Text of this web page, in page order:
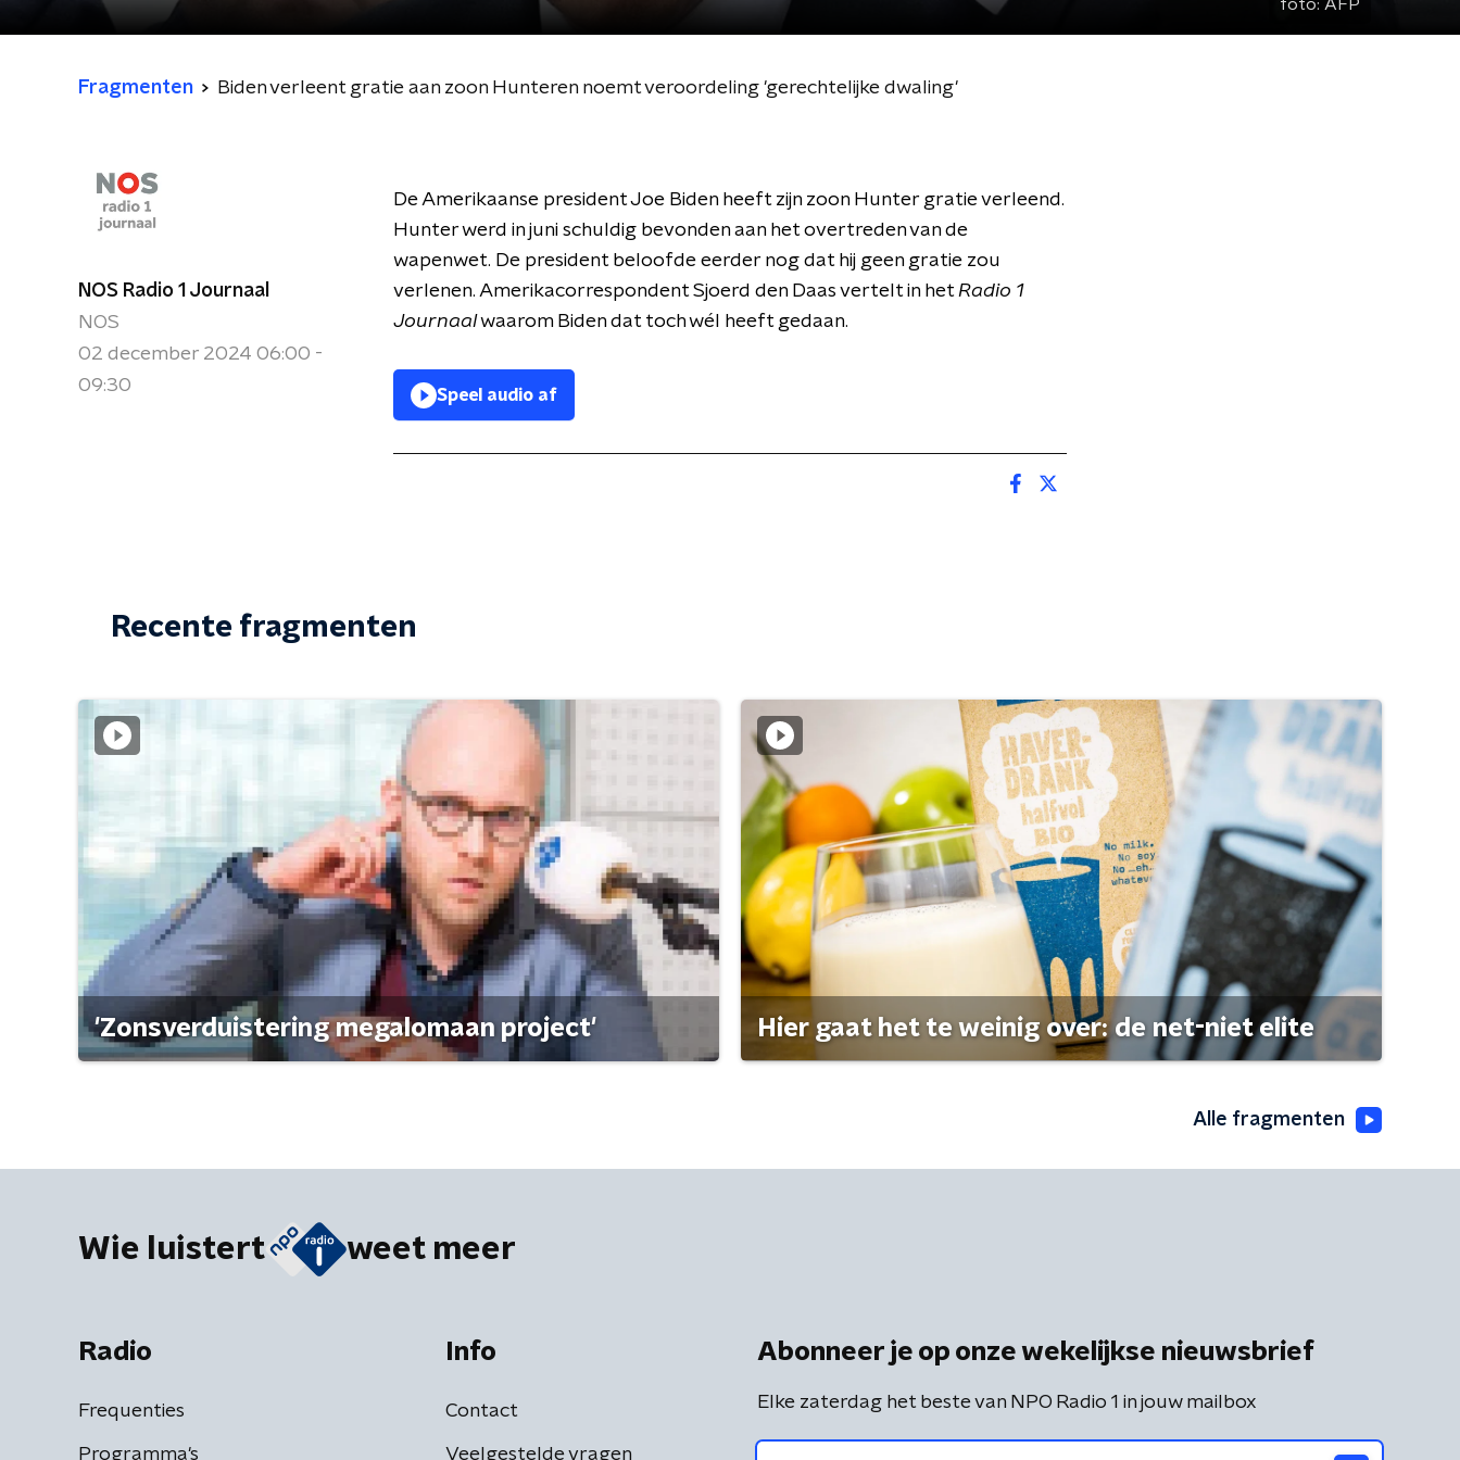
foto: AFP
Fragmenten Biden verleent gratie aan zoon Hunteren noemt veroordeling 'gerechtelijke dwaling'
NOS Radio 1 Journaal
NOS
02 december 2024 06:00 -
09:30
De Amerikaanse president Joe Biden heeft zijn zoon Hunter gratie verleend.
Hunter werd in juni schuldig bevonden aan het overtreden van de
wapenwet. De president beloofde eerder nog dat hij geen gratie zou
verlenen. Amerikacorrespondent Sjoerd den Daas vertelt in het Radio 1
Journaalwaarom Biden dat toch wél heeft gedaan.
Speel audio af
Recente fragmenten
'Zonsverduistering megalomaan project' Hier gaat het te weinig over: de net-niet elite
Alle fragmenten
Wie luistert weet meer
Radio
Frequenties
Programma's
Info
Contact
Veelgestelde vragen
Abonneer je op onze wekelijkse nieuwsbrief
Elke zaterdag het beste van NPO Radio 1 in jouw mailbox